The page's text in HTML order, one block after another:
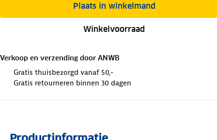
Plaats in winkelmand
Winkelvoorraad
Verkoop en verzending door ANWB
Gratis thuisbezorgd vanaf 50,-
Gratis retourneren binnen 30 dagen